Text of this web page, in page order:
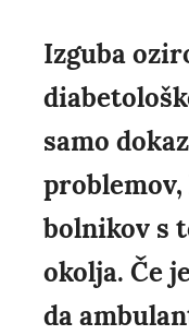
Izguba
samo
bolnikov s
okolja. Če
da